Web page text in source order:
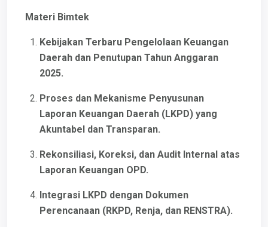
Materi Bimtek
Kebijakan Terbaru Pengelolaan Keuangan
Daerah dan Penutupan Tahun Anggaran
2025.
Proses dan Mekanisme Penyusunan
Laporan Keuangan Daerah (LKPD) yang
Akuntabel dan Transparan.
Rekonsiliasi, Koreksi, dan Audit Internal atas
Laporan Keuangan OPD.
Integrasi LKPD dengan Dokumen
Perencanaan (RKPD, Renja, dan RENSTRA).